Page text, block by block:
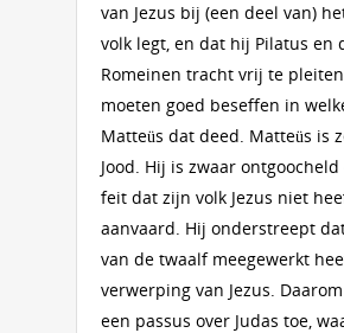
van Jezus bij (een deel van)
volk legt, en dat hij Pilatus en
Romeinen tracht vrij te
moeten goed beseffen in
Matteüs dat deed. Matteüs is
Jood. Hij is zwaar
feit dat zijn volk Jezus niet
aanvaard. Hij onderstreept
van de twaalf meegewerkt
verwerping van Jezus.
een passus over Judas toe,